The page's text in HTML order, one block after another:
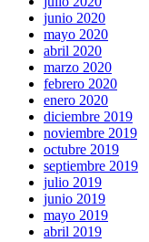
junio 2020
mayo 2020
abril 2020
marzo 2020
febrero 2020
enero 2020
diciembre 2019
noviembre 2019
octubre 2019
septiembre 2019
julio 2019
junio 2019
mayo 2019
abril 2019